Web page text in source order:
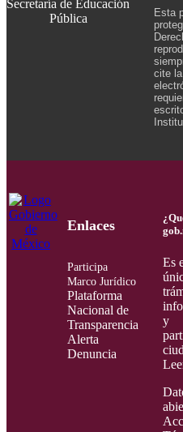
Esta
cite
Enlaces
Participa
Marco Jurídico
Plataforma
Nacional de
Transparencia
Alerta
Denuncia
Es
y